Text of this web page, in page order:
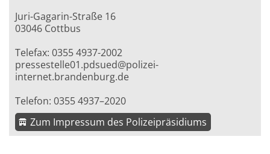
Juri-Gagarin-Straße 16
03046 Cottbus
Telefax: 0355 4937-2002
pressestelle01.pdsued@polizei-
internet.brandenburg.de
Telefon: 0355 4937–2020
Zum Impressum des Polizeipräsidiums